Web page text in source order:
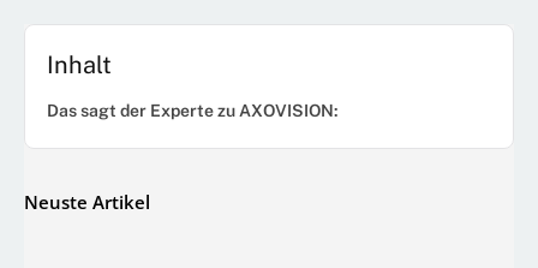
Inhalt
Das sagt der Experte zu AXOVISION:
Neuste Artikel